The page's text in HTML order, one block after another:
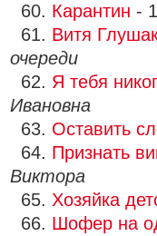
60. Карантин -
61. Витя
очереди
62. Я тебя
Ивановна
63. Оставить
64. Признать
Виктора
65. Хозяйка
66. Шофер на